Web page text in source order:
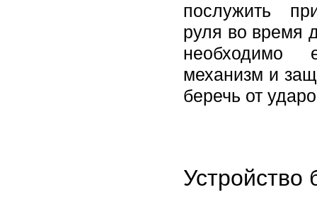
послужить
руля во время
необходимо
механизм и
беречь от
Устройство